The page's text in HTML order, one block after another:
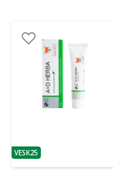
patarimas
VESK25